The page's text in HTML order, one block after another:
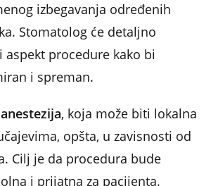
izbegavanja određenih
Stomatolog će detaljno
aspekt procedure kako bi
i spreman.
anestezija, koja može biti lokalna
opšta, u zavisnosti od
Cilj je da procedura bude
i prijatna za pacijenta.